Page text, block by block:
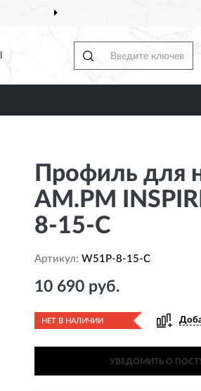
ДОСТАВИМ
Профиль для
AM.PM
8-15-C
Артикул: W51P-8-15-C
10 690 руб.
НЕТ В НАЛИЧИИ
УВЕДОМИТЬ О